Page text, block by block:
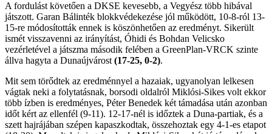
A fordulást követően a DKSE kevesebb, a Vegyész több hibával
játszott. Garan Bálinték blokkvédekezése jól működött, 10-8-ról 13-
15-re módosították ennek is köszönhetően az eredményt. Sikerült
ismét visszavenni az irányítást, Óhidi és Bohdan Velicsko
vezérletével a játszma második felében a GreenPlan-VRCK szinte
állva hagyta a Dunaújvárost (17-25, 0-2).
Mit sem törődtek az eredménnyel a hazaiak, ugyanolyan lelkesen
vágtak neki a folytatásnak, borsodi oldalról Miklósi-Sikes volt ekkor
több ízben is eredményes, Péter Benedek két támadása után azonban
időt kért az ellenfél (9-11). 12-17-nél is időztek a Duna-partiak, és a
szett hajrájában szépen kapaszkodtak, összehoztak egy 4-1-es etapot